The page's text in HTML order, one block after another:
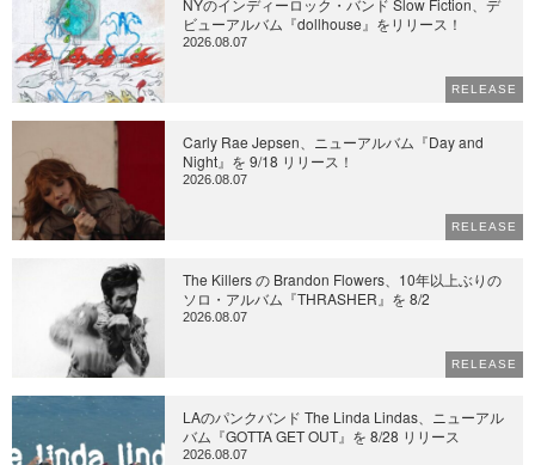
NYのインディーロック・バンド Slow Fiction、デ
ビューアルバム『dollhouse』をリリース！
2026.08.07
RELEASE
Carly Rae Jepsen、ニューアルバム『Day and
Night』を 9/18 リリース！
2026.08.07
RELEASE
The Killers の Brandon Flowers、10年以上ぶりの
ソロ・アルバム『THRASHER』を 8/2
2026.08.07
RELEASE
LAのパンクバンド The Linda Lindas、ニューアル
バム『GOTTA GET OUT』を 8/28 リリース
2026.08.07